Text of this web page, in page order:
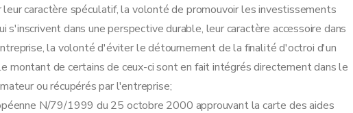
caractère spéculatif, la volonté de promouvoir les investissements
s'inscrivent dans une perspective durable, leur caractère accessoire dans
la volonté d'éviter le détournement de la finalité d'octroi d'un
montant de certains de ceux-ci sont en fait intégrés directement dans le
ou récupérés par l'entreprise;
N/79/1999 du 25 octobre 2000 approuvant la carte des aides